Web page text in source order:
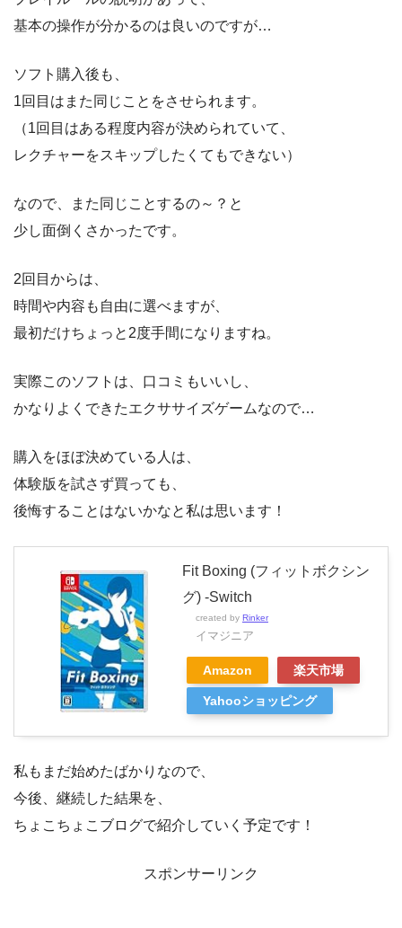
基本の操作が分かるのは良いのですが…
ソフト購入後も、
1回目はまた同じことをさせられます。
（1回目はある程度内容が決められていて、
レクチャーをスキップしたくてもできない）
なので、また同じことするの～？と
少し面倒くさかったです。
2回目からは、
時間や内容も自由に選べますが、
最初だけちょっと2度手間になりますね。
実際このソフトは、口コミもいいし、
かなりよくできたエクササイズゲームなので…
購入をほぼ決めている人は、
体験版を試さず買っても、
後悔することはないかなと私は思います！
Fit Boxing (フィットボクシン
グ) -Switch
created by Rinker
イマジニア
Amazon 楽天市場
Yahooショッピング
私もまだ始めたばかりなので、
今後、継続した結果を、
ちょこちょこブログで紹介していく予定です！
スポンサーリンク